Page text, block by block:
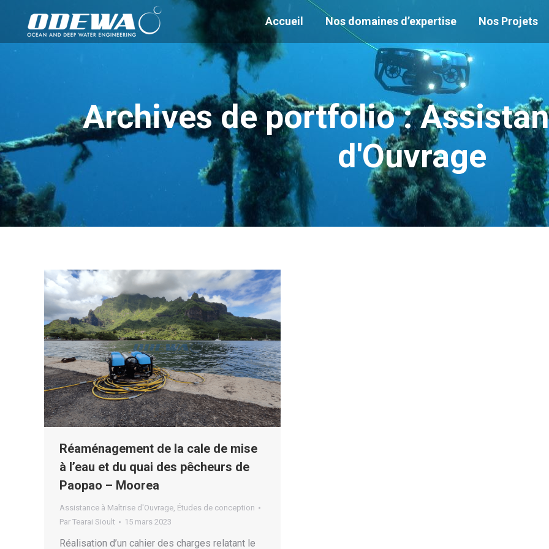
Accueil Nos domaines d’expertise Nos Projets
Archives de portfolio :
d'Ouvrage
Réaménagement de la cale de mise
à l’eau et du quai des pêcheurs de
Paopao – Moorea
Assistance à Maîtrise d'Ouvrage, Études de conception
Par Tearai Sioult 15 mars 2023
Réalisation d’un cahier des charges relatant le